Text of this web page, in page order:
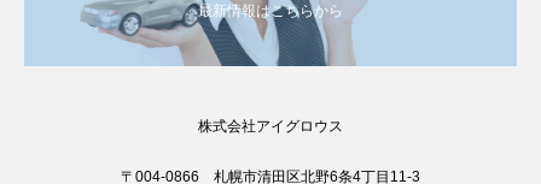
最新情報はこちらから
株式会社アイグロウス
〒004-0866 札幌市清田区北野6条4丁目11-3